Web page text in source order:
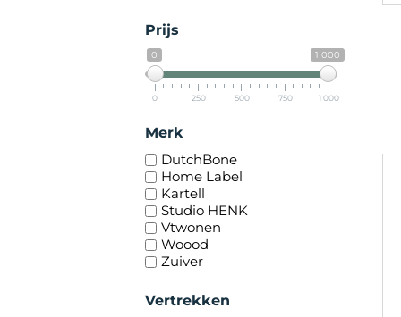
Prijs
0 1 000
0 250 500 750 1 000
Merk
DutchBone
Home Label
Kartell
Studio HENK
Vtwonen
Woood
Zuiver
Vertrekken